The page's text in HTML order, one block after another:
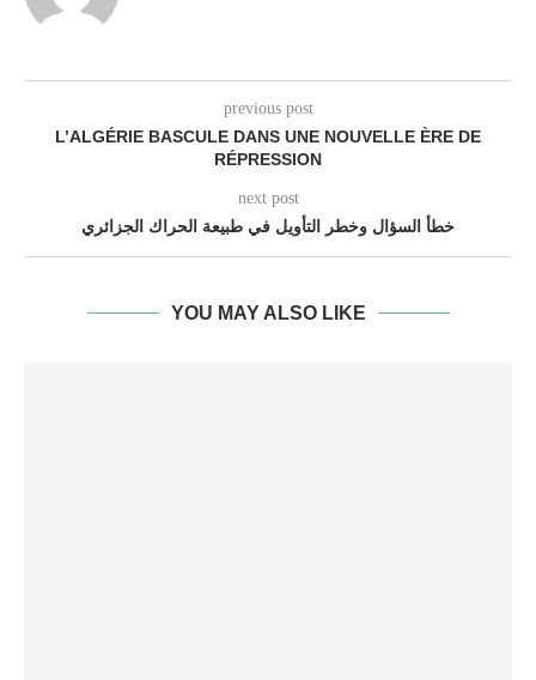
previous post
L’ALGÉRIE BASCULE DANS UNE NOUVELLE ÈRE DE
RÉPRESSION
next post
خطأ السؤال وخطر التأويل في طبيعة الحراك الجزائري
YOU MAY ALSO LIKE